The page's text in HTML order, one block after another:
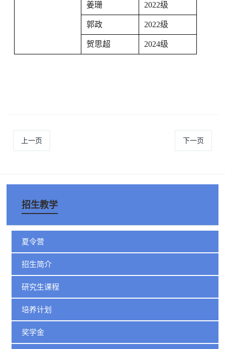
姜珊 2022级
郭政 2022级
贺思超 2024级
上一页 下一页
招生教学
夏令营
招生简介
研究生课程
培养计划
奖学金